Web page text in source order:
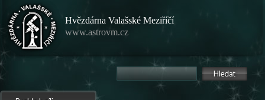
Hvězdárna Valašské Meziříčí
www.astrovm.cz